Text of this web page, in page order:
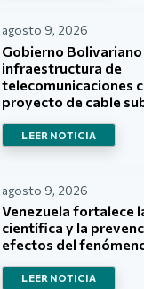
agosto 9, 2026
Gobierno
infraestructura de
telecomunicaciones
proyecto de cable
LEER NOTICIA
agosto 9, 2026
Venezuela fortalece
científica y la
efectos del
LEER NOTICIA